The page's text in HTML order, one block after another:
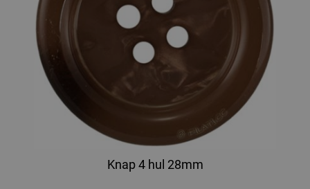
Knap 4 hul 28mm